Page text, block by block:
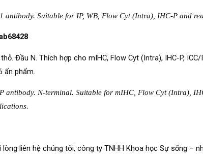
Suitable for IP, WB, Flow Cyt (Intra), IHC-P and
Đầu N. Thích hợp cho mIHC, Flow Cyt (Intra), IHC-P, ICC/
ấn phẩm.
antibody. N-terminal. Suitable for mIHC, Flow Cyt (Intra),
liên hệ chúng tôi, công ty TNHH Khoa học Sự sống –